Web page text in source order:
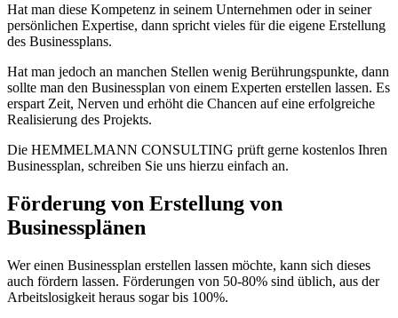
Hat man diese Kompetenz in seinem Unternehmen oder in seiner
persönlichen Expertise, dann spricht vieles für die eigene Erstellung
des Businessplans.
Hat man jedoch an manchen Stellen wenig Berührungspunkte, dann
sollte man den Businessplan von einem Experten erstellen lassen. Es
erspart Zeit, Nerven und erhöht die Chancen auf eine erfolgreiche
Realisierung des Projekts.
Die HEMMELMANN CONSULTING prüft gerne kostenlos Ihren
Businessplan, schreiben Sie uns hierzu einfach an.
Förderung von Erstellung von
Businessplänen
Wer einen Businessplan erstellen lassen möchte, kann sich dieses
auch fördern lassen. Förderungen von 50-80% sind üblich, aus der
Arbeitslosigkeit heraus sogar bis 100%.